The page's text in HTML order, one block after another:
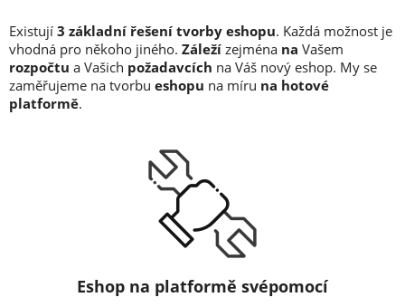
Existují 3 základní řešení tvorby eshopu. Každá možnost je
vhodná pro někoho jiného. Záleží zejména na Vašem
rozpočtu a Vašich požadavcích na Váš nový eshop. My se
zaměřujeme na tvorbu eshopu na míru na hotové
platformě.
Eshop na platformě svépomocí